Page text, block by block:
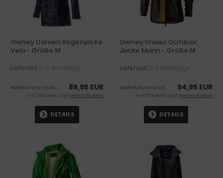
Owney Damen Regenjacke
Vela - Größe M
Lieferzeit: 3-6 Werktage
89,95 EUR
89,95 EUR pro 1 Stück
inkl. 19 % MwSt. zzgl.Versandkosten
DETAILS
Owney Unisex Outdoor
Jacke Marin - Größe M
Lieferzeit: 3-6 Werktage
94,95 EUR
94,95 EUR pro 1 Stück
inkl. 19 % MwSt. zzgl.Versandkosten
DETAILS